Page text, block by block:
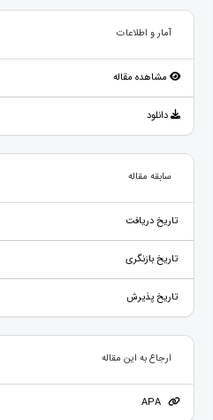
آمار و اطلاعات
مشاهده مقاله
دانلود
سابقه مقاله
تاریخ دریافت
تاریخ بازنگری
تاریخ پذیرش
ارجاع به این مقاله
APA